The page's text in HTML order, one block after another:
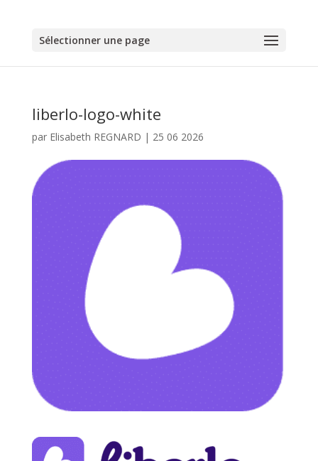
Sélectionner une page
liberlo-logo-white
par Elisabeth REGNARD | 25 06 2026